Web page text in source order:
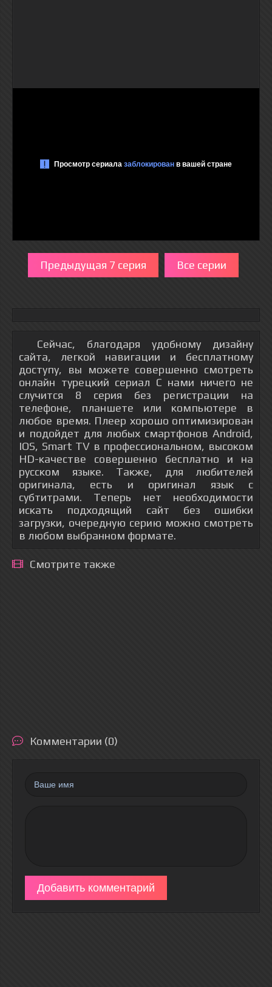
Предыдущая 7 серия Все серии
Сейчас, благодаря удобному дизайну
сайта, легкой навигации и бесплатному
доступу, вы можете совершенно смотреть
онлайн турецкий сериал С нами ничего не
случится 8 серия без регистрации на
телефоне, планшете или компьютере в
любое время. Плеер хорошо оптимизирован
и подойдет для любых смартфонов Android,
IOS, Smart TV в профессиональном, высоком
HD-качестве совершенно бесплатно и на
русском языке. Также, для любителей
оригинала, есть и оригинал язык с
субтитрами. Теперь нет необходимости
искать подходящий сайт без ошибки
загрузки, очередную серию можно смотреть
в любом выбранном формате.
Смотрите также
Комментарии (0)
Добавить комментарий